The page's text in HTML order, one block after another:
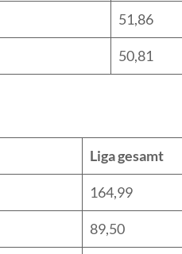
51,86
50,81
Liga gesamt
164,99
89,50